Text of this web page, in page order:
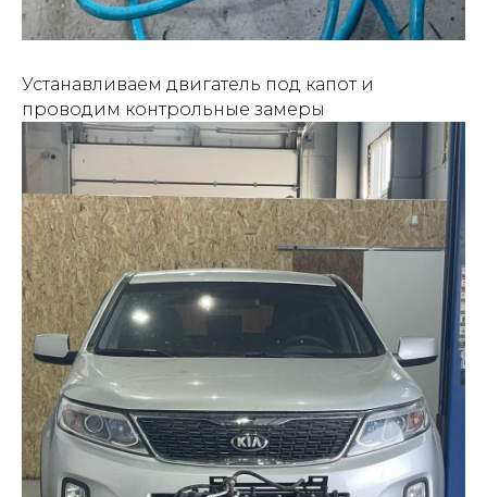
Устанавливаем двигатель под капот и
проводим контрольные замеры